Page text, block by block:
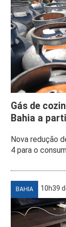
Gás de
Bahia a
Nova redução
4 para o
BAHIA 10h39